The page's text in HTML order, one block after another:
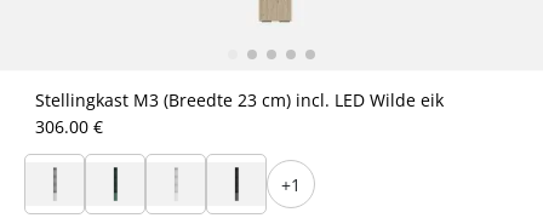
Stellingkast M3 (Breedte 23 cm) incl. LED Wilde eik
306.00 €
+1